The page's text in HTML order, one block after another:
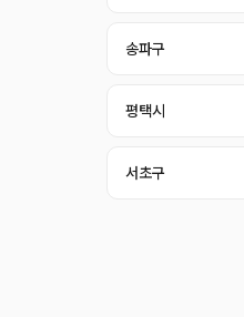
송파구
평택시
서초구